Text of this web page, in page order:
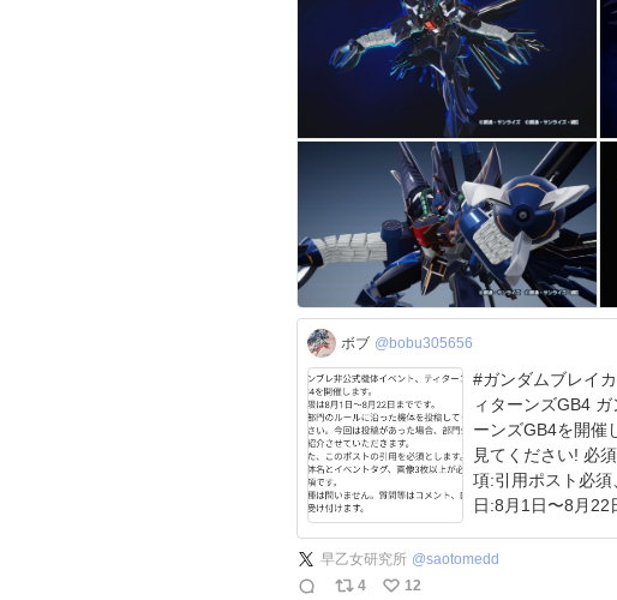
ボブ @bobu305656
#ガンダムブレイ
ィターンズGB4
ーンズGB4を開催
見てください! 必
項:引用ポスト必
日:8月1日〜8月22
早乙女研究所 @saotomedd
4
12